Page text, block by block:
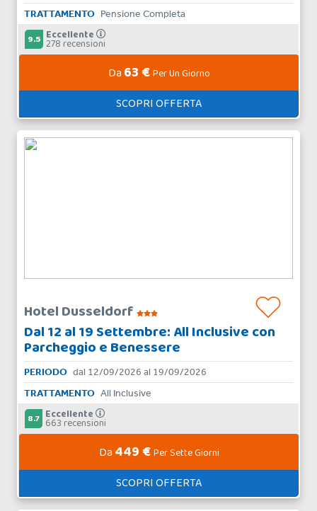
TRATTAMENTO Pensione Completa
9.5 Eccellente
278 recensioni
Da 63 €Per Un Giorno
SCOPRI OFFERTA
Hotel Dusseldorf
Dal 12 al 19 Settembre: All Inclusive con
Parcheggio e Benessere
PERIODO dal 12/09/2026 al 19/09/2026
TRATTAMENTO All Inclusive
8.7 Eccellente
663 recensioni
Da 449 €Per Sette Giorni
SCOPRI OFFERTA